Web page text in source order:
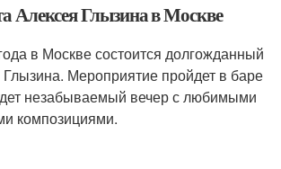
Алексея Глызина в Москве
в Москве состоится долгожданный
Глызина. Мероприятие пройдет в баре
незабываемый вечер с любимыми
композициями.